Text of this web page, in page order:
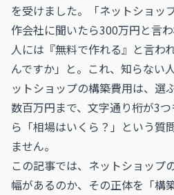
を受けました。「ネットショッ
作会社に聞いたら300万円と言
人には『無料で作れる』と言わ
んですか」と。これ、知らない
ットショップの構築費用は、選
数百万円まで、文字通り桁が3
ら「相場はいくら？」という質
ません。
この記事では、ネットショップ
幅があるのか、その正体を「構